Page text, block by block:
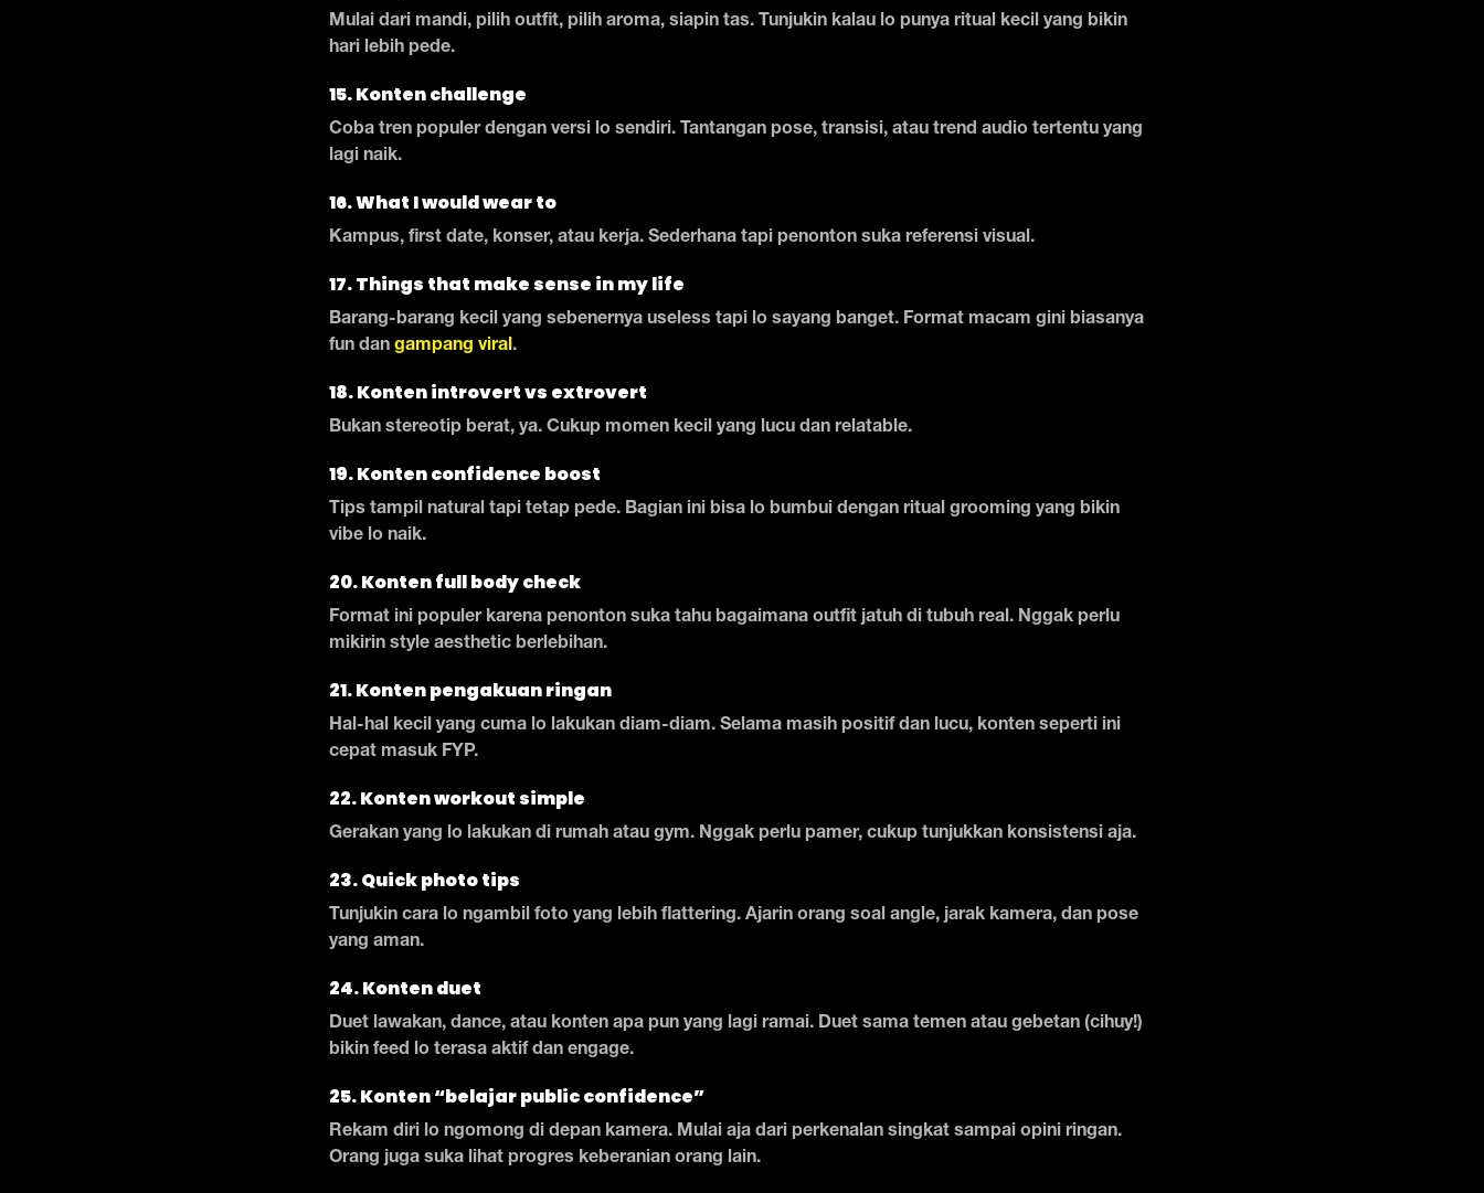
Mulai dari mandi, pilih outfit, pilih aroma, siapin tas. Tunjukin kalau lo punya ritual kecil yang bikin
hari lebih pede.
15. Konten challenge
Coba tren populer dengan versi lo sendiri. Tantangan pose, transisi, atau trend audio tertentu yang
lagi naik.
16. What I would wear to
Kampus, first date, konser, atau kerja. Sederhana tapi penonton suka referensi visual.
17. Things that make sense in my life
Barang-barang kecil yang sebenernya useless tapi lo sayang banget. Format macam gini biasanya
fun dan gampang viral.
18. Konten introvert vs extrovert
Bukan stereotip berat, ya. Cukup momen kecil yang lucu dan relatable.
19. Konten confidence boost
Tips tampil natural tapi tetap pede. Bagian ini bisa lo bumbui dengan ritual grooming yang bikin
vibe lo naik.
20. Konten full body check
Format ini populer karena penonton suka tahu bagaimana outfit jatuh di tubuh real. Nggak perlu
mikirin style aesthetic berlebihan.
21. Konten pengakuan ringan
Hal-hal kecil yang cuma lo lakukan diam-diam. Selama masih positif dan lucu, konten seperti ini
cepat masuk FYP.
22. Konten workout simple
Gerakan yang lo lakukan di rumah atau gym. Nggak perlu pamer, cukup tunjukkan konsistensi aja.
23. Quick photo tips
Tunjukin cara lo ngambil foto yang lebih flattering. Ajarin orang soal angle, jarak kamera, dan pose
yang aman.
24. Konten duet
Duet lawakan, dance, atau konten apa pun yang lagi ramai. Duet sama temen atau gebetan (cihuy!)
bikin feed lo terasa aktif dan engage.
25. Konten “belajar public confidence”
Rekam diri lo ngomong di depan kamera. Mulai aja dari perkenalan singkat sampai opini ringan.
Orang juga suka lihat progres keberanian orang lain.